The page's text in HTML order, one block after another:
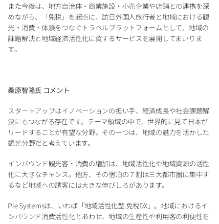
また今後は、地方自治体・商業施設・小売企業や店舗との連携を深
めながら、「免税」を起点に、訪日外国人旅行者と地域における観
光・消費・体験をつなぐトラベルプラットフォームとして、地域の
課題解決と地域経済活性化に資するサービスを展開してまいりま
す。
桑原智隆氏 コメント
スタートアップはイノベーションの担い手、経済成長や社会課題解
決にもつながる存在です。テーマ領域の中で、世界的に見て日本が
リードすることが有望な分野。その一つは、地域の魅力を活かした
観光分野だと考えています。
インバウンド観光客・消費の増加は、地域活性化や地域資源の活性
化に大きなチャンス。他方、その宿泊の７割は三大都市圏に集中す
るなど地域への誘客には大きな伸びしろがあります。
Pie Systemsは、いわば「地域活性化型 免税DX」。地域におけるイ
ンバウンド消費活性化とあわせ、地域の生産性や利用客の利便性を